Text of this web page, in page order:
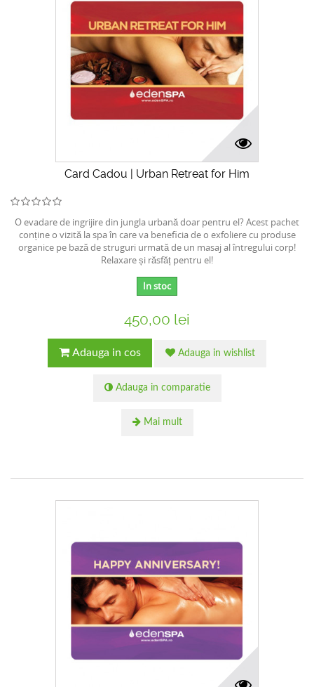
Card Cadou | Urban Retreat for Him
O evadare de ingrijire din jungla urbană doar pentru el? Acest pachet
conține o vizită la spa în care va beneficia de o exfoliere cu produse
organice pe bază de struguri urmată de un masaj al întregului corp!
Relaxare și răsfăț pentru el!
In stoc
450,00 lei
Adauga in cos Adauga in wishlist
Adauga in comparatie
Mai mult